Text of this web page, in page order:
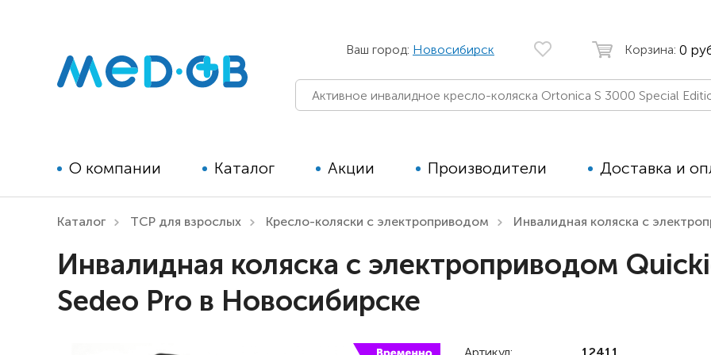
Ваш город: Новосибирск Корзина: 0
О компании Каталог
реабилитации для детей
Технические средства
Коляски для детей с ДЦП
Коляски для детей активного
Детские вертикализаторы
Акции Производители Доставка и
Каталог ТСР для взрослых Кресло-коляски с электроприводом Инвалидная коляска с
Инвалидная коляска с электроприводом
Sedeo Pro в Новосибирске